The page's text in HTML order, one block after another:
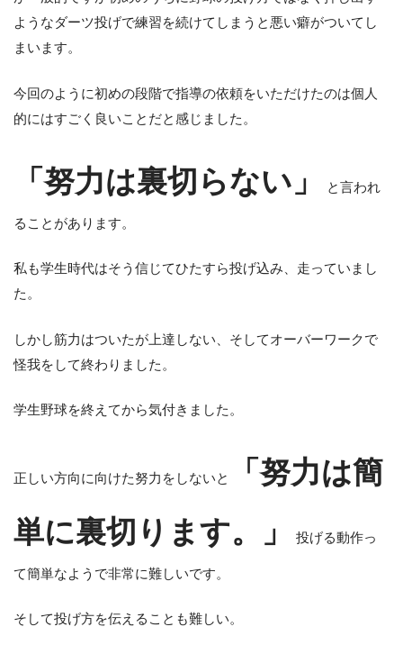
ようなダーツ投げで練習を続けてしまうと悪い癖がついてし
まいます。
今回のように初めの段階で指導の依頼をいただけたのは個人
的にはすごく良いことだと感じました。
「努力は裏切らない」 と言われ
ることがあります。
私も学生時代はそう信じてひたすら投げ込み、走っていまし
た。
しかし筋力はついたが上達しない、そしてオーバーワークで
怪我をして終わりました。
学生野球を終えてから気付きました。
正しい方向に向けた努力をしないと
「努力は簡
単に裏切ります。」
投げる動作っ
て簡単なようで非常に難しいです。
そして投げ方を伝えることも難しい。